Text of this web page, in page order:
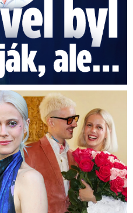
Slavím! Manžel se ...